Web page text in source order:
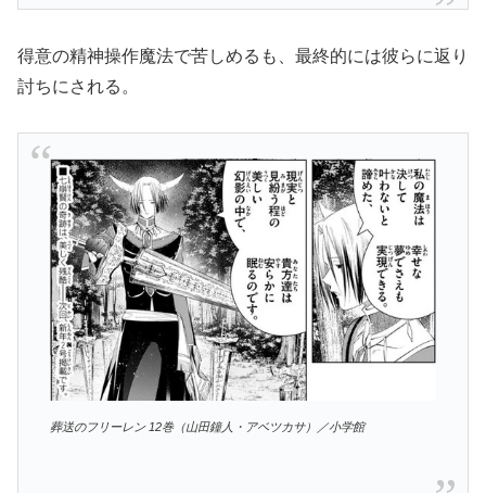
得意の精神操作魔法で苦しめるも、最終的には彼らに返り
討ちにされる。
葬送のフリーレン 12巻（山田鐘人・アベツカサ）／小学館